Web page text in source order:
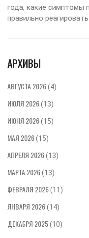
года, какие симптомы
правильно
АРХИВЫ
АВГУСТА 2026(4)
ИЮЛЯ 2026(13)
ИЮНЯ 2026(15)
МАЯ 2026(15)
АПРЕЛЯ 2026(13)
МАРТА 2026(13)
ФЕВРАЛЯ 2026(11)
ЯНВАРЯ 2026(14)
ДЕКАБРЯ 2025(10)